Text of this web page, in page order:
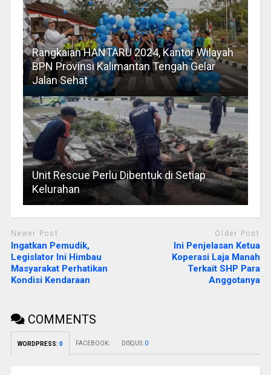
Rangkaian HANTARU 2024, Kantor Wilayah
BPN Provinsi Kalimantan Tengah Gelar
Jalan Sehat
Unit Rescue Perlu Dibentuk di Setiap
Kelurahan
Newer Post
Ingatkan Pemudik,
Legislator Ini Himbau
Masyarakat Perhatikan
Kondisi Kendaraan
Older Post
Ini Penjelasan Ketua
Koperasi Laja Manah
Terkait SHP Para
Anggotanya
COMMENTS
WORDPRESS: 0 FACEBOOK: DISQUS: 0